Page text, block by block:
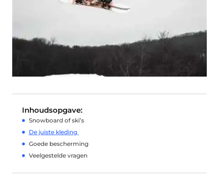
Inhoudsopgave:
Snowboard of ski’s
De juiste kleding
Goede bescherming
Veelgestelde vragen